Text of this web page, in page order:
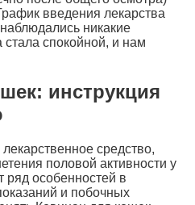
введения лекарства
никакие
спокойной, и нам
инструкция
средство,
половой активности у
ряд особенностей в
и побочных